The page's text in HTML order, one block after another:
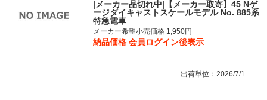
|メーカー品切れ中|【メーカー取寄】45 Nゲ
ージダイキャストスケールモデル No. 885系
特急電車
メーカー希望小売価格 1,950円
納品価格 会員ログイン後表示
出荷単位：2026/7/1